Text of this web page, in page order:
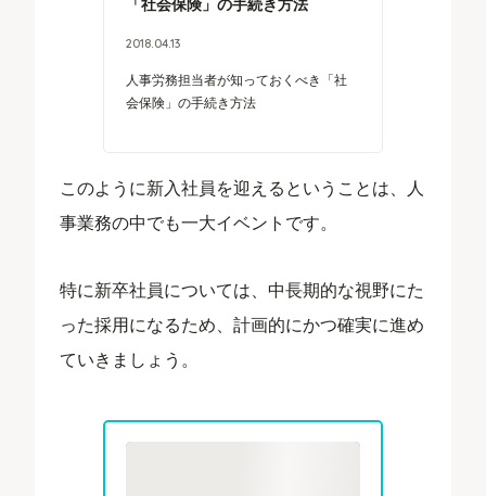
2018.04.13
人事労務担当者が知っておくべき「社
会保険」の手続き方法
このように新入社員を迎えるということは、人
事業務の中でも一大イベントです。
特に新卒社員については、中長期的な視野にた
った採用になるため、計画的にかつ確実に進め
ていきましょう。